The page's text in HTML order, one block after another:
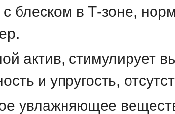
блеском в Т-зоне,
актив, стимулирует
и упругость,
увлажняющее